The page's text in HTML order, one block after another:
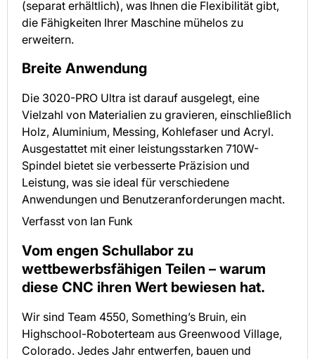
(separat erhältlich), was Ihnen die Flexibilität gibt,
die Fähigkeiten Ihrer Maschine mühelos zu
erweitern.
Breite Anwendung
Die 3020-PRO Ultra ist darauf ausgelegt, eine
Vielzahl von Materialien zu gravieren, einschließlich
Holz, Aluminium, Messing, Kohlefaser und Acryl.
Ausgestattet mit einer leistungsstarken 710W-
Spindel bietet sie verbesserte Präzision und
Leistung, was sie ideal für verschiedene
Anwendungen und Benutzeranforderungen macht.
Verfasst von Ian Funk
Vom engen Schullabor zu
wettbewerbsfähigen Teilen – warum
diese CNC ihren Wert bewiesen hat.
Wir sind Team 4550, Something’s Bruin, ein
Highschool-Roboterteam aus Greenwood Village,
Colorado. Jedes Jahr entwerfen, bauen und